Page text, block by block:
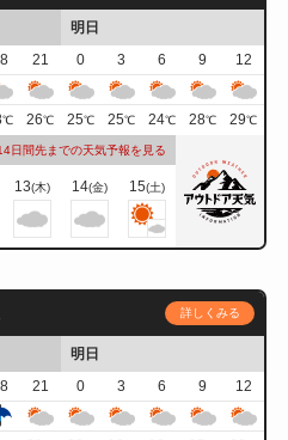
明日
21 0 3 6 9
12
℃ 26℃ 25℃ 25℃ 24℃ 28℃ 29℃
日間先までの天気予報を見る
13(木) 14(金) 15(土)
詳しくみる
明日
21 0 3 6 9
12